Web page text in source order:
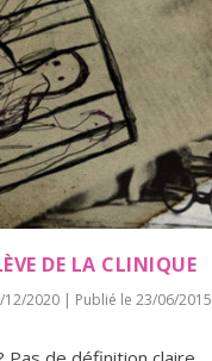
DE LA CLINIQUE
12/2020 | Publié le 23/06/2015